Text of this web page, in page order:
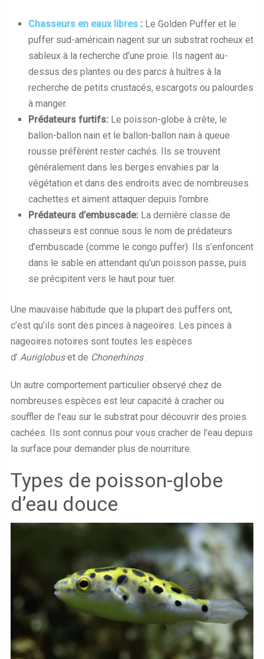
Chasseurs en eaux libres:Le Golden Puffer et le
puffer sud-américain nagent sur un substrat rocheux et
sableux à la recherche d’une proie. Ils nagent au-
dessus des plantes ou des parcs à huîtres à la
recherche de petits crustacés, escargots ou palourdes
à manger.
Prédateurs furtifs:Le poisson-globe à crête, le
ballon-ballon nain et le ballon-ballon nain à queue
rousse préfèrent rester cachés. Ils se trouvent
généralement dans les berges envahies par la
végétation et dans des endroits avec de nombreuses
cachettes et aiment attaquer depuis l’ombre.
Prédateurs d’embuscade:La dernière classe de
chasseurs est connue sous le nom de prédateurs
d’embuscade (comme le congo puffer). Ils s’enfoncent
dans le sable en attendant qu’un poisson passe, puis
se précipitent vers le haut pour tuer.
Une mauvaise habitude que la plupart des puffers ont,
c’est qu’ils sont des pinces à nageoires. Les pinces à
nageoires notoires sont toutes les espèces
d’ Auriglobuset de Chonerhinos.
Un autre comportement particulier observé chez de
nombreuses espèces est leur capacité à cracher ou
souffler de l’eau sur le substrat pour découvrir des proies
cachées. Ils sont connus pour vous cracher de l’eau depuis
la surface pour demander plus de nourriture.
Types de poisson-globe
d’eau douce